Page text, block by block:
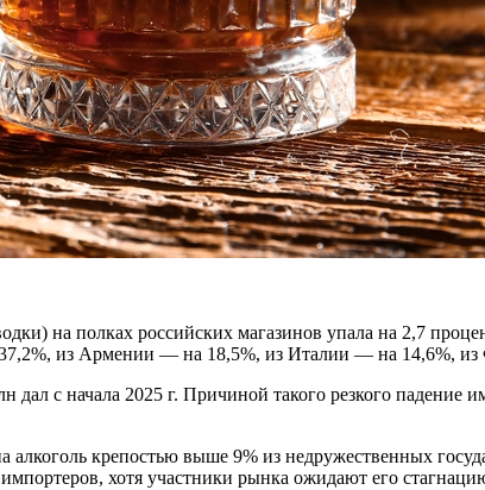
на полках российских магазинов упала на 2,7
из Армении — на 18,5%, из Италии — на 14,6%,
с начала 2025 г. Причиной такого резкого падение
крепостью выше 9% из недружественных
хотя участники рынка ожидают его